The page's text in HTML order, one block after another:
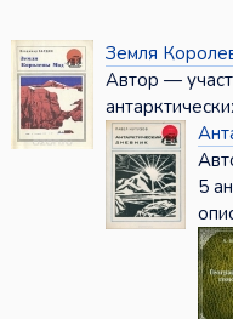
Земля
Автор —
5